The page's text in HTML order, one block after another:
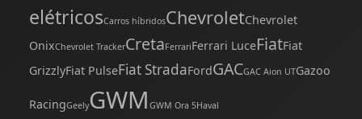
elétricosCarros híbridosChevroletChevrolet
OnixChevrolet TrackerCretaFerrariFerrari LuceFiatFiat
GrizzlyFiat PulseFiat StradaFordGACGAC Aion UTGazoo
RacingGeelyGWM GWM Ora 5Haval